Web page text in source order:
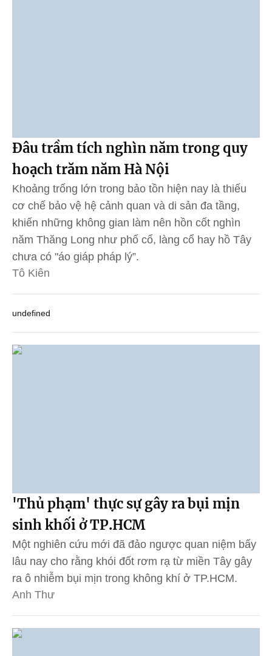
Đâu trầm tích nghìn năm trong quy
hoạch trăm năm Hà Nội
Khoảng trống lớn trong bảo tồn hiện nay là thiếu
cơ chế bảo vệ hệ cảnh quan và di sản đa tầng,
khiến những không gian làm nên hồn cốt nghìn
năm Thăng Long như phố cổ, làng cổ hay hồ Tây
chưa có "áo giáp pháp lý”.
Tô Kiên
undefined
'Thủ phạm' thực sự gây ra bụi mịn
sinh khối ở TP.HCM
Một nghiên cứu mới đã đảo ngược quan niệm bấy
lâu nay cho rằng khói đốt rơm rạ từ miền Tây gây
ra ô nhiễm bụi mịn trong không khí ở TP.HCM.
Anh Thư